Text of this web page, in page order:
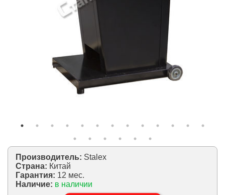
Производитель: Stalex
Страна: Китай
Гарантия: 12 мес.
Наличие: в наличии